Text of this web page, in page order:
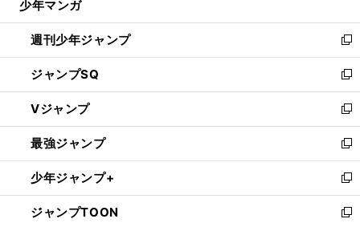
開
く
少年マンガ
週刊少年ジャンプ
新
し
い
ウ
ィ
ン
ド
ウ
で
開
く
ジャンプSQ
新
し
い
ウ
ィ
ン
ド
ウ
で
Vジャンプ
新
し
い
ウ
ィ
ン
ド
最強ジャンプ
新
し
い
ウ
ィ
少年ジャンプ+
新
し
い
ジャンプTOON
新